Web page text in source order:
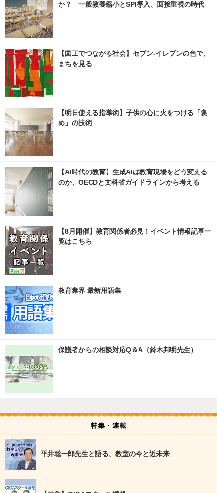
か？ 一般教養縮小とSPI導入、面接重視の時代
【図工でつながる社会】セブン‐イレブンの色で、
まちを見る
【明日使える指導術】子供の心に火をつける「褒
め」の技術
【AI時代の教育】生成AIは教育現場をどう変える
のか、OECDと文科省ガイドラインから考える
【8月開催】教育関係者必見！イベント情報記事一
覧はこちら
教育業界 最新用語集
保護者からの相談対応Q＆A（鈴木邦明先生）
特集・連載
平井聡一郎先生と語る、教室の今と近未来